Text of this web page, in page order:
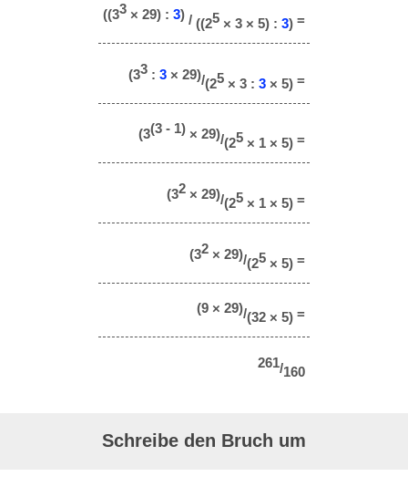
((33 × 29) : 3) / ((25 × 3 × 5) : 3) =
(33 : 3 × 29)/(25 × 3 : 3 × 5) =
(3(3 - 1) × 29)/(25 × 1 × 5) =
(32 × 29)/(25 × 1 × 5) =
(32 × 29)/(25 × 5) =
(9 × 29)/(32 × 5) =
261/160
Schreibe den Bruch um